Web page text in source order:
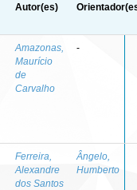
Autor(es)
Amazonas,
Maurício
de
Carvalho
-
Ferreira,
Alexandre
dos Santos
Ângelo,
Humberto